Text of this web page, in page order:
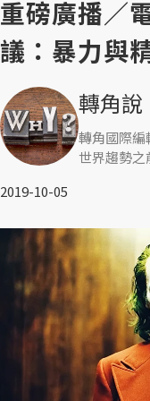
重磅廣播／
議：暴力與
轉角說
轉角國際編
世界趨勢之
2019-10-05